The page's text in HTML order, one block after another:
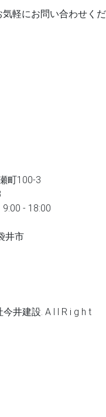
軽にお問い合わせくだ
町100-3
- 18:00
井市
井建設. A l l R i g h t